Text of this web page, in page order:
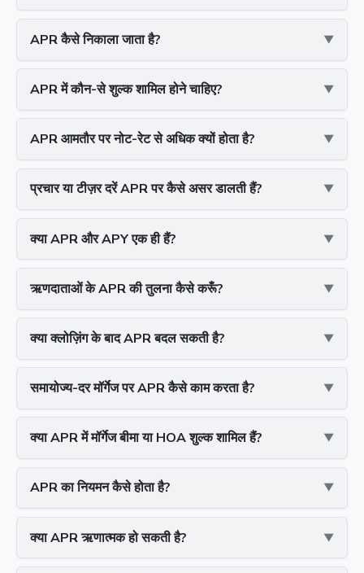
APR कैसे निकाला जाता है?
APR में कौन-से शुल्क शामिल होने चाहिए?
APR आमतौर पर नोट-रेट से अधिक क्यों होता है?
प्रचार या टीज़र दरें APR पर कैसे असर डालती हैं?
क्या APR और APY एक ही हैं?
ऋणदाताओं के APR की तुलना कैसे करूँ?
क्या क्लोज़िंग के बाद APR बदल सकती है?
समायोज्य-दर मॉर्गेज पर APR कैसे काम करता है?
क्या APR में मॉर्गेज बीमा या HOA शुल्क शामिल हैं?
APR का नियमन कैसे होता है?
क्या APR ऋणात्मक हो सकती है?